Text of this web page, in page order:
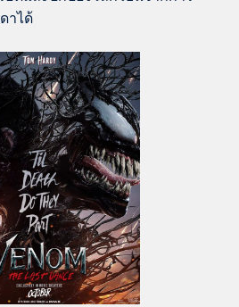
าได้